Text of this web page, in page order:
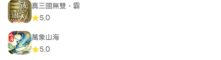
真三國無雙・霸
5.0
萬象山海
5.0